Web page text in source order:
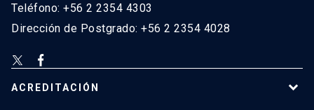
Teléfono: +56 2 2354 4303
Dirección de Postgrado: +56 2 2354 4028
ACREDITACIÓN